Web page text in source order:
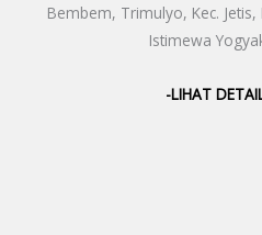
Bembem, Trimulyo, Kec.
Istimewa
-LIHAT